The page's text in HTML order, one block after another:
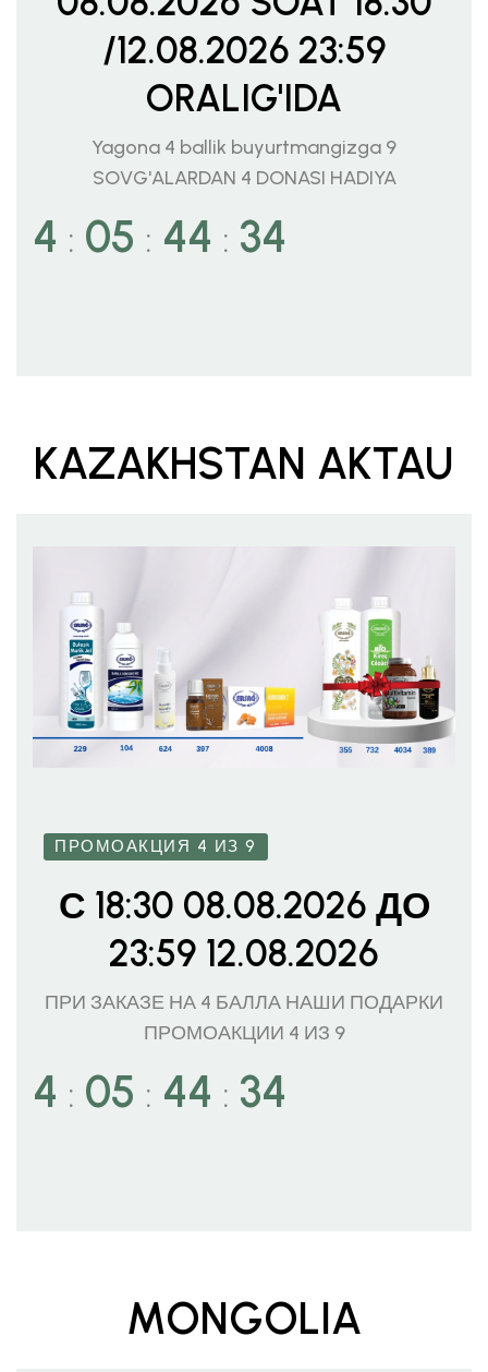
/12.08.2026 23:59
ORALIG'IDA
Yagona 4 ballik buyurtmangizga 9
SOVG'ALARDAN 4 DONASI HADIYA
4 : 05 : 44 : 32
KAZAKHSTAN AKTAU
ПРОМОАКЦИЯ 4 ИЗ 9
С 18:30 08.08.2026 ДО
23:59 12.08.2026
ПРИ ЗАКАЗЕ НА 4 БАЛЛА НАШИ ПОДАРКИ
ПРОМОАКЦИИ 4 ИЗ 9
4 : 05 : 44 : 32
MONGOLIA